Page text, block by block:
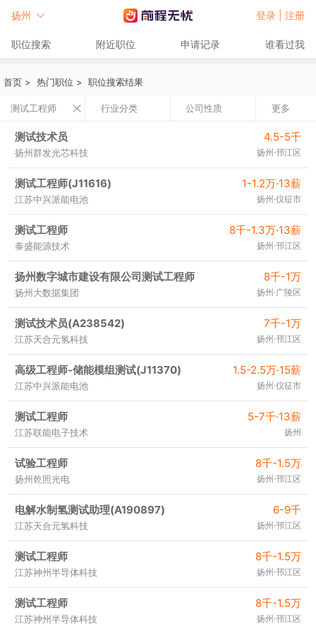
扬州 登录 | 注册
职位搜索 附近职位 申请记录 谁看过我
首页 > 热门职位 > 职位搜索结果
测试工程师 行业分类 公司性质 更多
测试技术员 4.5-5千
扬州群发光芯科技 扬州·邗江区
测试工程师(J11616) 1-1.2万·13薪
江苏中兴派能电池 扬州·仪征市
测试工程师 8千-1.3万·13薪
泰盛能源技术 扬州·邗江区
扬州数字城市建设有限公司测试工程师 8千-1万
扬州大数据集团 扬州·广陵区
测试技术员(A238542) 7千-1万
江苏天合元氢科技 扬州·邗江区
高级工程师-储能模组测试(J11370) 1.5-2.5万·15薪
江苏中兴派能电池 扬州·仪征市
测试工程师 5-7千·13薪
江苏联能电子技术 扬州
试验工程师 8千-1.5万
扬州乾照光电 扬州·邗江区
电解水制氢测试助理(A190897) 6-9千
江苏天合元氢科技 扬州·邗江区
测试工程师 8千-1.5万
江苏神州半导体科技 扬州·邗江区
测试工程师 8千-1.5万
江苏神州半导体科技 扬州·邗江区